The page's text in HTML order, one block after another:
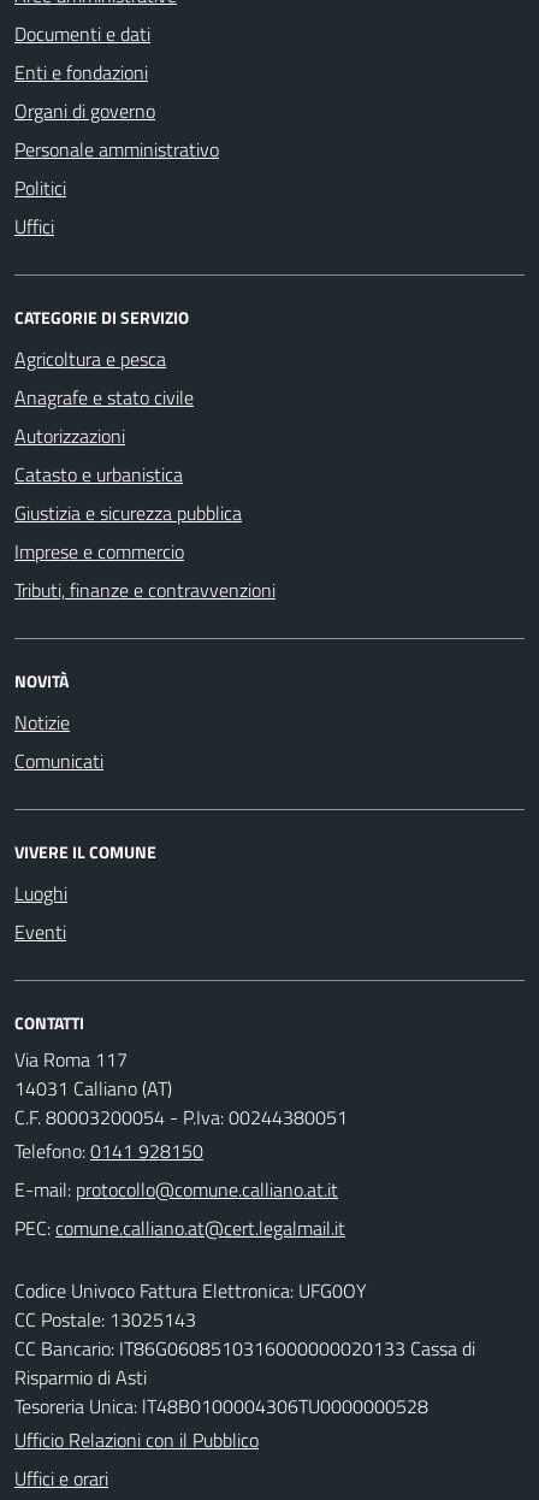
Documenti e dati
Enti e fondazioni
Organi di governo
Personale amministrativo
Politici
Uffici
CATEGORIE DI SERVIZIO
Agricoltura e pesca
Anagrafe e stato civile
Autorizzazioni
Catasto e urbanistica
Giustizia e sicurezza pubblica
Imprese e commercio
Tributi, finanze e contravvenzioni
NOVITÀ
Notizie
Comunicati
VIVERE IL COMUNE
Luoghi
Eventi
CONTATTI
Via Roma 117
14031 Calliano (AT)
C.F. 80003200054 - P.Iva: 00244380051
Telefono:0141 928150
E-mail:
PEC:
Codice Univoco Fattura Elettronica: UFG0OY
CC Postale: 13025143
CC Bancario: IT86G0608510316000000020133 Cassa di
Risparmio di Asti
Tesoreria Unica: lT48B0100004306TU0000000528
Ufficio Relazioni con il Pubblico
Uffici e orari